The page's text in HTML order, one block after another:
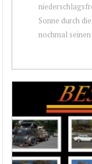
Sonne durch
nochmal